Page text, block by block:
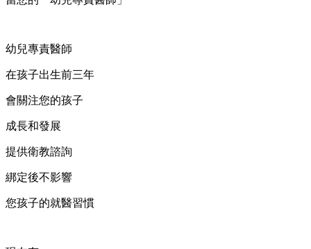
幼兒專責醫師
在孩子出生前三年
會關注您的孩子
成長和發展
提供衛教諮詢
綁定後不影響
您孩子的就醫習慣